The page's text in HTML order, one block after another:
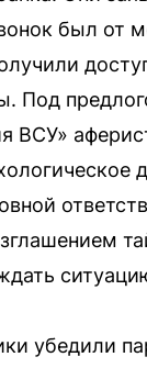
был от
Под
ВСУ»
убедили